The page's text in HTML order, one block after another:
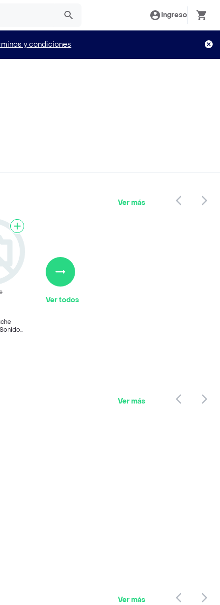
Ingreso
y condiciones
Ver más
Ver todos
Ver más
Ver más